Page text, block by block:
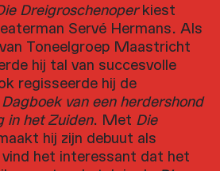
Dreigroschenoperkiest
Servé Hermans. Als
Toneelgroep Maastricht
hij tal van succesvolle
regisseerde hij de
Dagboek van een herdershond
in het Zuiden. Met Die
hij zijn debuut als
vind het interessant dat het